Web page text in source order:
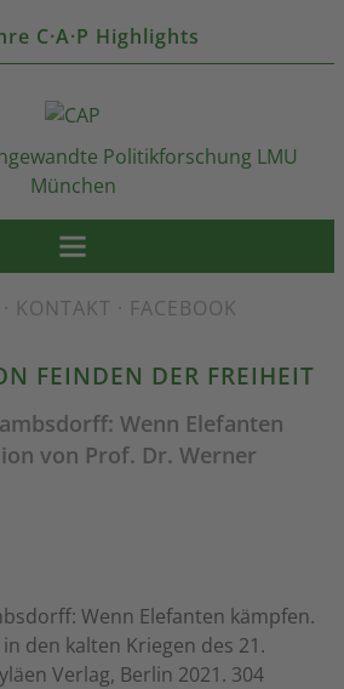
C·A·P Highlights
· KONTAKT · FACEBOOK
FEINDEN DER FREIHEIT
Wenn Elefanten
von Prof. Dr. Werner
Wenn Elefanten kämpfen.
den kalten Kriegen des 21.
Verlag, Berlin 2021. 304